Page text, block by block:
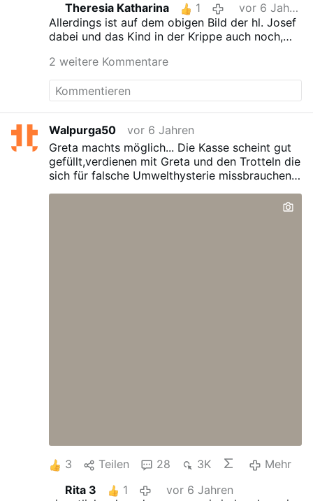
denn heute dieser Weihnachtsmarkt in Iserlohn
- was meinen Sie?
Theresia Katharina 1
vor 6 Jahren
Allerdings ist auf dem obigen Bild der hl. Josef
dabei und das Kind in der Krippe auch noch,
Krippe leer?Eine hautfarbene kleine Fläche
kann man als Kopf des Kindes deuten, dann
sieht man nur noch weißes Tuch. Wenn man
den Artikel anklickt, kommen keine weiteren
ändert.@Walpurga50Was sind Sterzern? Den
Ausdruck, den Sie oben beim Artikel angefügt
haben, kenne ich nicht!
2 weitere Kommentare
Walpurga50
vor 6 Jahren
Greta machts möglich... Die Kasse scheint gut
gefüllt,verdienen mit Greta und den Trotteln die
sich für falsche Umwelthysterie missbrauchen
3 Teilen 28 3K
Mehr
Rita 3
1
vor 6 Jahren